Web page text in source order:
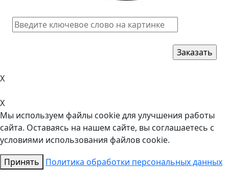
X
X
Мы используем файлы cookie для улучшения работы
сайта. Оставаясь на нашем сайте, вы соглашаетесь с
условиями использования файлов cookie.
Принять
Политика обработки персональных данных